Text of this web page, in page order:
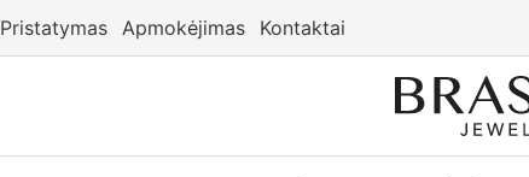
Pristatymas Apmokėjimas Kontaktai